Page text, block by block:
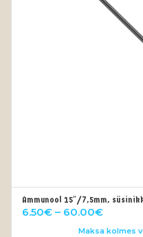
Ammunool 15″/7,5mm,
6.50€ – 60.00€Price
range:
Maksa kolmes